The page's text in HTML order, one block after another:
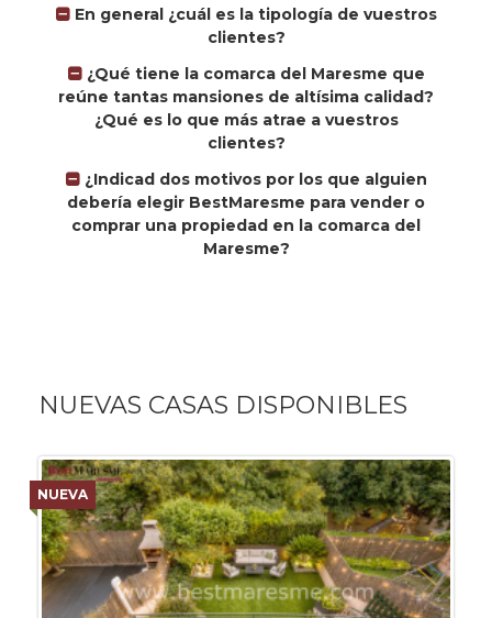
En general ¿cuál es la tipología de vuestros
clientes?
¿Qué tiene la comarca del Maresme que
reúne tantas mansiones de altísima calidad?
¿Qué es lo que más atrae a vuestros
clientes?
¿Indicad dos motivos por los que alguien
debería elegir BestMaresme para vender o
comprar una propiedad en la comarca del
Maresme?
NUEVAS CASAS DISPONIBLES
NUEVA